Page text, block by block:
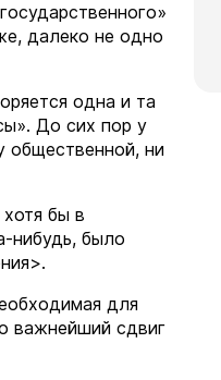
далеко не одно
одна и та
До сих пор у
общественной, ни
бы в
нибудь, было
для
важнейший сдвиг